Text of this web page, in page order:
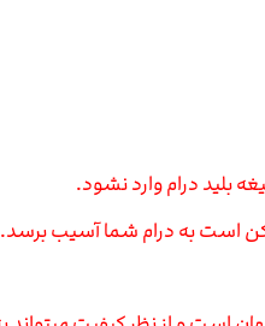
بلید درام وارد نشود.
است به درام شما آسیب برسد.